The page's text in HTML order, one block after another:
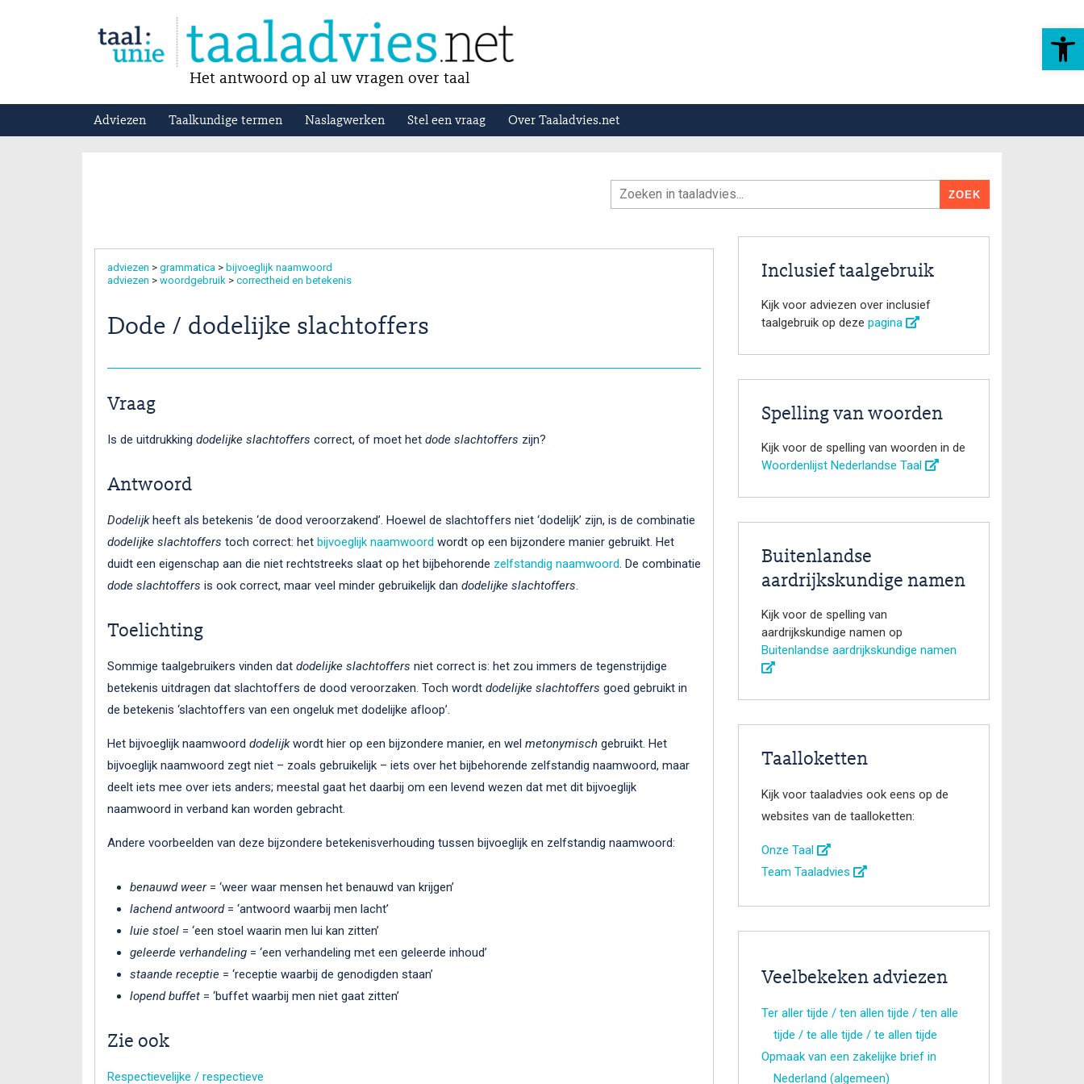
Toolbar openen
Het antwoord op al uw vragen over taal
Adviezen Taalkundige termen Naslagwerken Stel een vraag Over Taaladvies.net
adviezen > grammatica > bijvoeglijk naamwoord
adviezen > woordgebruik > correctheid en betekenis
Dode / dodelijke slachtoffers
Vraag
Is de uitdrukking dodelijke slachtoffers correct, of moet het dode slachtoffers zijn?
Antwoord
Dodelijkheeft als betekenis ‘de dood veroorzakend’. Hoewel de slachtoffers niet ‘dodelijk’ zijn, is de combinatie
dodelijke slachtoffers toch correct: het bijvoeglijk naamwoord wordt op een bijzondere manier gebruikt. Het
duidt een eigenschap aan die niet rechtstreeks slaat op het bijbehorende zelfstandig naamwoord. De combinatie
dode slachtoffers is ook correct, maar veel minder gebruikelijk dan dodelijke slachtoffers.
Toelichting
Sommige taalgebruikers vinden dat dodelijke slachtoffers niet correct is: het zou immers de tegenstrijdige
betekenis uitdragen dat slachtoffers de dood veroorzaken. Toch wordt dodelijke slachtoffers goed gebruikt in
de betekenis ‘slachtoffers van een ongeluk met dodelijke afloop’.
Het bijvoeglijk naamwoord dodelijkwordt hier op een bijzondere manier, en wel metonymisch gebruikt. Het
bijvoeglijk naamwoord zegt niet – zoals gebruikelijk – iets over het bijbehorende zelfstandig naamwoord, maar
deelt iets mee over iets anders; meestal gaat het daarbij om een levend wezen dat met dit bijvoeglijk
naamwoord in verband kan worden gebracht.
Andere voorbeelden van deze bijzondere betekenisverhouding tussen bijvoeglijk en zelfstandig naamwoord:
benauwd weer= ‘weer waar mensen het benauwd van krijgen’
lachend antwoord= ‘antwoord waarbij men lacht’
luie stoel = ‘een stoel waarin men lui kan zitten’
geleerde verhandeling = ‘een verhandeling met een geleerde inhoud’
staande receptie = ‘receptie waarbij de genodigden staan’
lopend buffet = ‘buffet waarbij men niet gaat zitten’
Zie ook
Respectievelijke / respectieve
Inclusief taalgebruik
Kijk voor adviezen over inclusief
taalgebruik op deze pagina
Spelling van woorden
Kijk voor de spelling van woorden in de
Woordenlijst Nederlandse Taal
Buitenlandse
aardrijkskundige namen
Kijk voor de spelling van
aardrijkskundige namen op
Buitenlandse aardrijkskundige namen
Taalloketten
Kijk voor taaladvies ook eens op de
websites van de taalloketten:
Onze Taal
Team Taaladvies
Veelbekeken adviezen
Ter aller tijde / ten allen tijde / ten alle
tijde / te alle tijde / te allen tijde
Opmaak van een zakelijke brief in
Nederland (algemeen)